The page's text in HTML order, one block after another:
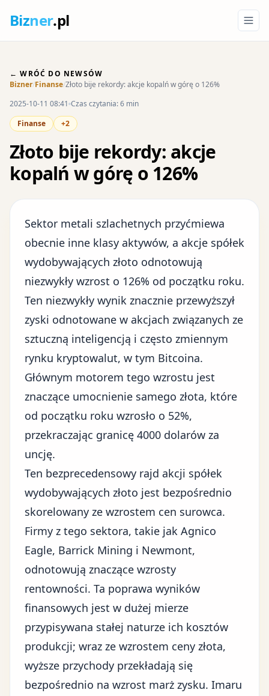
Bizner.pl
← WRÓĆ DO NEWSÓW
Bizner/Finanse/Złoto bije rekordy: akcje kopalń w górę o 126%
2025-10-11 08:41 Czas czytania: 6 min
Finanse
+2
Złoto bije rekordy: akcje
kopalń w górę o 126%
Sektor metali szlachetnych przyćmiewa
obecnie inne klasy aktywów, a akcje spółek
wydobywających złoto odnotowują
niezwykły wzrost o 126% od początku roku.
Ten niezwykły wynik znacznie przewyższył
zyski odnotowane w akcjach związanych ze
sztuczną inteligencją i często zmiennym
rynku kryptowalut, w tym Bitcoina.
Głównym motorem tego wzrostu jest
znaczące umocnienie samego złota, które
od początku roku wzrosło o 52%,
przekraczając granicę 4000 dolarów za
uncję.
Ten bezprecedensowy rajd akcji spółek
wydobywających złoto jest bezpośrednio
skorelowany ze wzrostem cen surowca.
Firmy z tego sektora, takie jak Agnico
Eagle, Barrick Mining i Newmont,
odnotowują znaczące wzrosty
rentowności. Ta poprawa wyników
finansowych jest w dużej mierze
przypisywana stałej naturze ich kosztów
produkcji; wraz ze wzrostem ceny złota,
wyższe przychody przekładają się
bezpośrednio na wzrost marż zysku. Imaru